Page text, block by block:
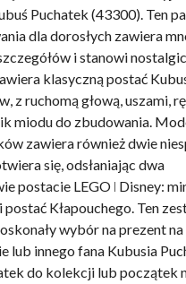
Puchatek (43300). Ten
dla dorosłych zawiera
i stanowi
klasyczną postać
z ruchomą głową, uszami,
miodu do zbudowania.
zawiera również dwie
się, odsłaniając dwa
postacie LEGO ǀ Disney:
Kłapouchego. Ten
wybór na prezent
lub innego fana Kubusia
do kolekcji lub początek